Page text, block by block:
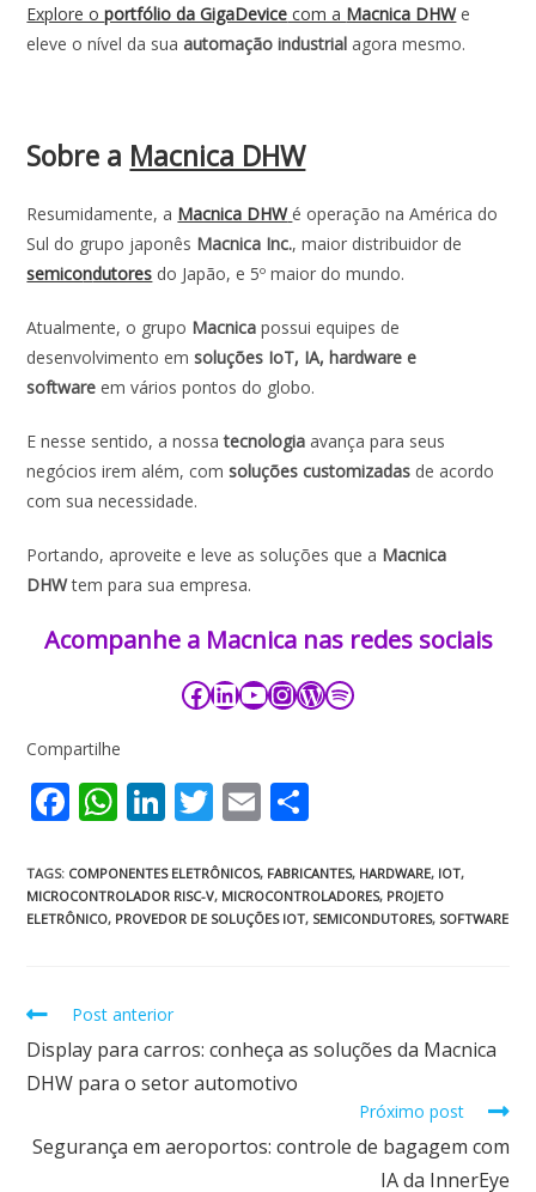
Explore oportfólio da GigaDevice com a Macnica DHWe
eleve o nível da suaautomação industrial agora mesmo.
Sobre a Macnica DHW
Resumidamente, a Macnica DHW é operação na América do
Sul do grupo japonês Macnica Inc., maior distribuidor de
semicondutores do Japão, e 5º maior do mundo.
Atualmente, o grupo Macnica possui equipes de
desenvolvimento emsoluções IoT, IA, hardware e
software em vários pontos do globo.
E nesse sentido, a nossatecnologiaavança para seus
negócios irem além, comsoluções customizadas de acordo
com sua necessidade.
Portando, aproveite e leve as soluções que a Macnica
DHWtem para sua empresa.
Acompanhe a Macnica nas redes sociais​​​
Compartilhe
F
e
b
k
W
at
s
p
Li
k
e
T
itt
er
E
ai
l
ar
e
TAGS: COMPONENTES ELETRÔNICOS, FABRICANTES, HARDWARE, IOT,
MICROCONTROLADOR RISC-V, MICROCONTROLADORES, PROJETO
ELETRÔNICO, PROVEDOR DE SOLUÇÕES IOT, SEMICONDUTORES, SOFTWARE
Post anterior
Display para carros: conheça as soluções da Macnica
DHW para o setor automotivo
Próximo post
Segurança em aeroportos: controle de bagagem com
IA da InnerEye